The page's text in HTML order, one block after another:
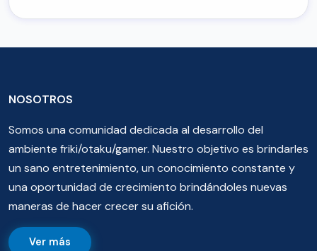
NOSOTROS
Somos una comunidad dedicada al desarrollo del
ambiente friki/otaku/gamer. Nuestro objetivo es brindarles
un sano entretenimiento, un conocimiento constante y
una oportunidad de crecimiento brindándoles nuevas
maneras de hacer crecer su afición.
Ver más